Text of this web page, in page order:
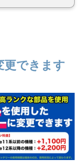
更できます